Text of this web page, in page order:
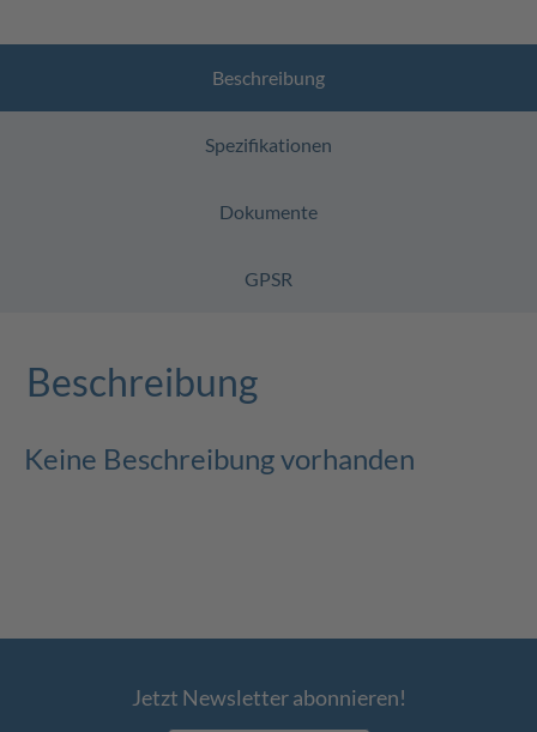
Beschreibung
Spezifikationen
Dokumente
GPSR
Beschreibung
Keine Beschreibung vorhanden
Jetzt Newsletter abonnieren!